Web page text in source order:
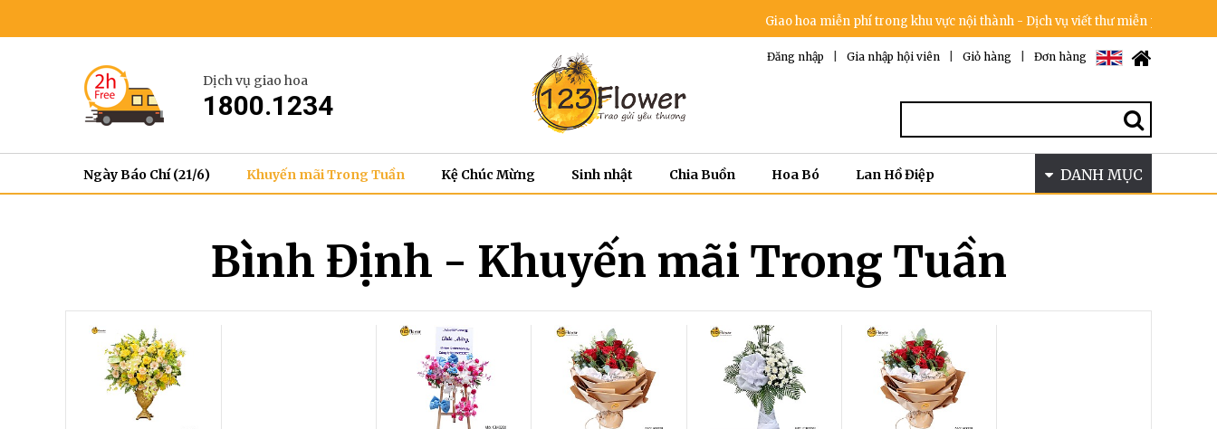
Giao hoa miễn phí trong khu vực nội thành - Dịch vụ viết thư miễn phí - Cam kết
Dịch vụ giao hoa
1800.1234
Đơn hàng
Giỏ hàng
Gia nhập hội viên
Đăng nhập
Ngày Báo Chí (21/6) Khuyến mãi Trong Tuần Kệ Chúc Mừng Sinh nhật Chia Buồn Hoa Bó Lan Hồ Điệp DANH MỤC
Bình Định - Khuyến mãi Trong Tuần